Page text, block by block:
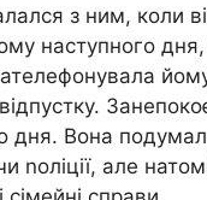
з ним, коли
наступного
дня. Вона
але